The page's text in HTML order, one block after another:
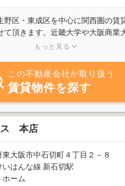
野区・東成区を中心に関西圏の賃
て頂きます。近畿大学や大阪商業
の生徒様のお部屋探しはもちろん
のお部屋をご紹介させて頂きます
ております。
もっと見る
この不動産会社が取り扱う
賃貸物件を探す
ス 本店
東大阪市中石切町４丁目２－８
いはんな線 新石切駅
ホーム